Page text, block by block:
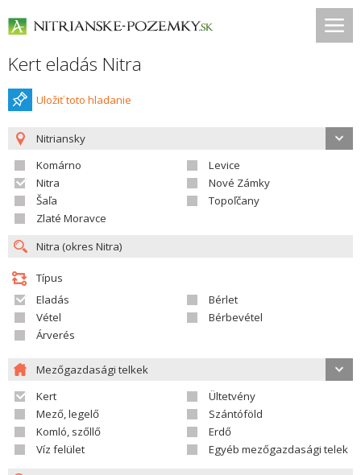
Kert eladás Nitra
Uložiť toto hladanie
Nitriansky
Komárno
Levice
Nitra
Nové Zámky
Šaľa
Topoľčany
Zlaté Moravce
Típus
Eladás
Bérlet
Vétel
Bérbevétel
Árverés
Mezőgazdasági telkek
Kert
Ültetvény
Mező, legelő
Szántóföld
Komló, szőllő
Erdő
Víz felület
Egyéb mezőgazdasági telek